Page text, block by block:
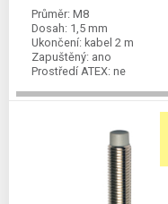
Průměr: M8
Dosah: 1,5 mm
Ukončení: kabel 2 m
Zapuštěný: ano
Prostředí ATEX: ne